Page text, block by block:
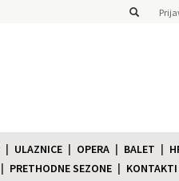
ULAZNICE OPERA BALET
PRETHODNE SEZONE KONTAKTI